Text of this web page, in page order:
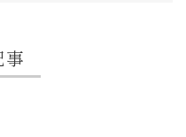
事